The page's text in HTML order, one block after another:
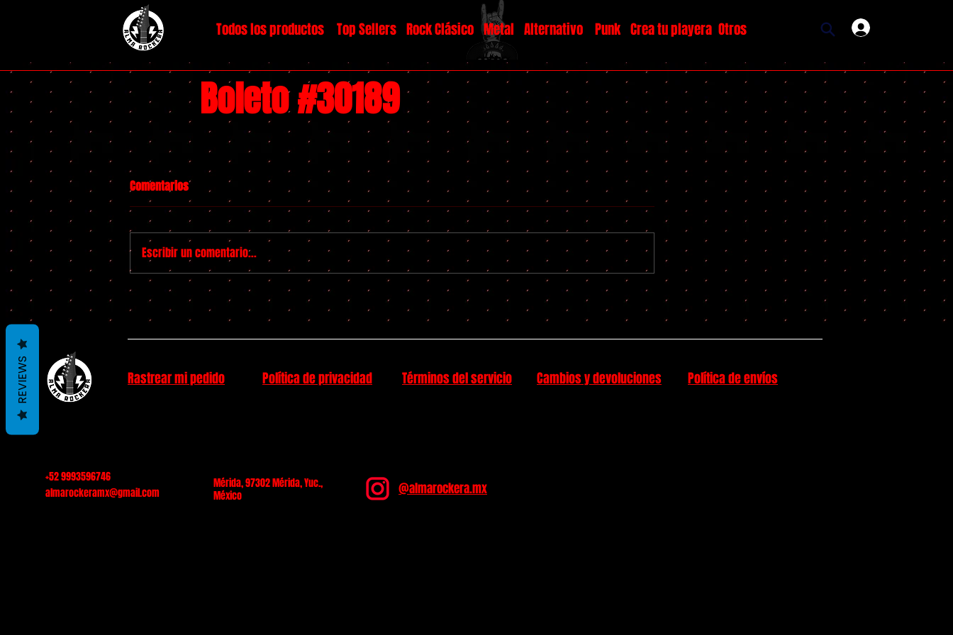
Top Sellers Rock Clásico Metal Alternativo Punk Crea tu playera Otros
Todos los productos
Boleto #30189
Comentarios
Escribir un comentario...
Rastrear mi pedido Política de privacidad Términos del servicio Cambios y devoluciones Política de envíos
+52 9993596746
almarockeramx@gmail.com
Mérida, 97302 Mérida, Yuc.,
México
@almarockera.mx
REVIEWS